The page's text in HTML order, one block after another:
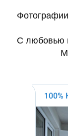
С любовью